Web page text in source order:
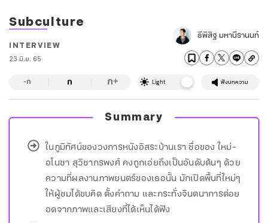
Subculture
INTERVIEW
23 มิ.ย. 65
ธีพิสิฐ มหานีรานนท์
-ก ก ก+ Light ฟังบทความ
Summary
ในภูมิทัศน์ของวงการหนังอิสระบ้านเรา ชื่อของ ใหม่-
อโนชา สุวิชากรพงศ์ คงถูกเอ่ยถึงเป็นอันดับต้นๆ ด้วย
ความที่ผลงานภาพยนตร์ของเธอนั้น มักเปิดพื้นที่ใหม่ๆ
ให้ผู้ชมได้ขบคิด ตั้งคำถาม และกระทั่งจินตนาการต่อย
อดจากภาพและเสียงที่ได้เห็นได้ฟัง